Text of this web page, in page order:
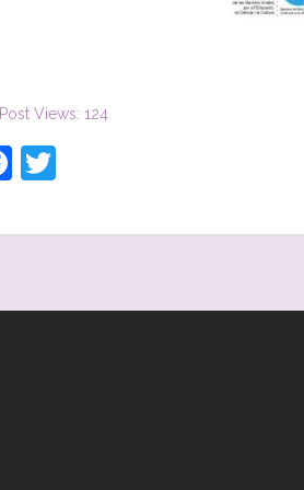
Post Views: 124
Facebook